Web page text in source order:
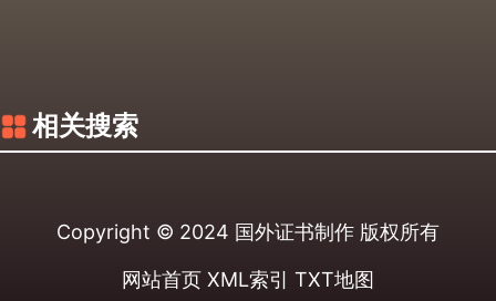
相关搜索
Copyright © 2024 国外证书制作 版权所有
网站首页 XML索引 TXT地图